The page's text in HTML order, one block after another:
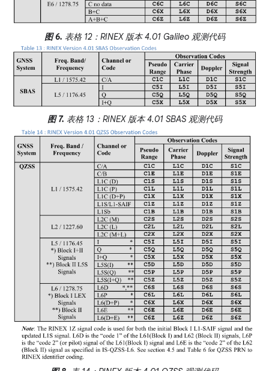
图 6. 表格 12：RINEX 版本 4.01 Galileo 观测代码
图 7. 表格 13：RINEX 版本 4.01 SBAS 观测代码